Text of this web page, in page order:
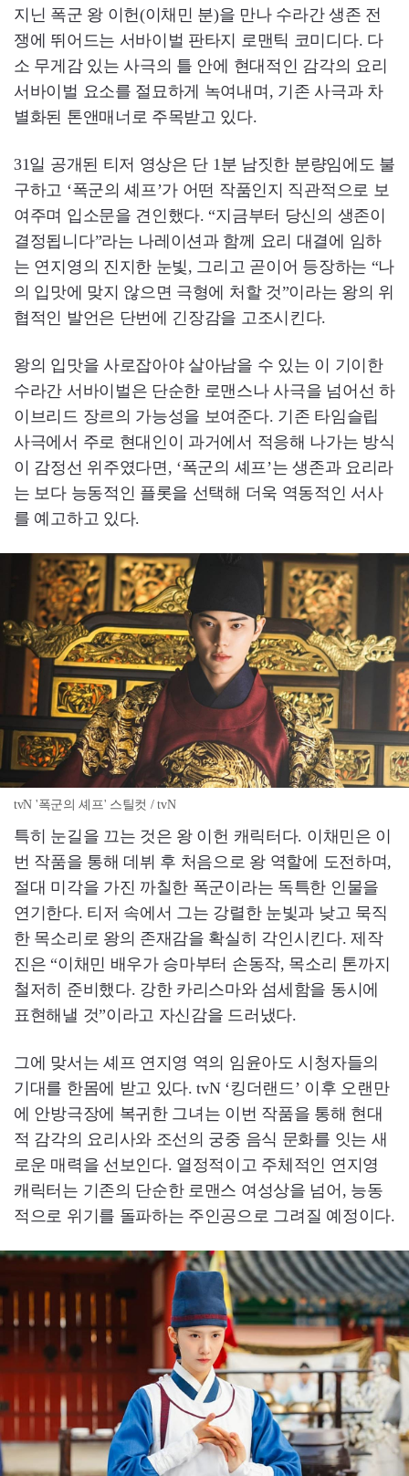
지닌 폭군 왕 이헌(이채민 분)을 만나 수라간 생존 전
쟁에 뛰어드는 서바이벌 판타지 로맨틱 코미디다. 다
소 무게감 있는 사극의 틀 안에 현대적인 감각의 요리
서바이벌 요소를 절묘하게 녹여내며, 기존 사극과 차
별화된 톤앤매너로 주목받고 있다.
31일 공개된 티저 영상은 단 1분 남짓한 분량임에도 불
구하고 ‘폭군의 셰프’가 어떤 작품인지 직관적으로 보
여주며 입소문을 견인했다. “지금부터 당신의 생존이
결정됩니다”라는 나레이션과 함께 요리 대결에 임하
는 연지영의 진지한 눈빛, 그리고 곧이어 등장하는 “나
의 입맛에 맞지 않으면 극형에 처할 것”이라는 왕의 위
협적인 발언은 단번에 긴장감을 고조시킨다.
왕의 입맛을 사로잡아야 살아남을 수 있는 이 기이한
수라간 서바이벌은 단순한 로맨스나 사극을 넘어선 하
이브리드 장르의 가능성을 보여준다. 기존 타임슬립
사극에서 주로 현대인이 과거에서 적응해 나가는 방식
이 감정선 위주였다면, ‘폭군의 셰프’는 생존과 요리라
는 보다 능동적인 플롯을 선택해 더욱 역동적인 서사
를 예고하고 있다.
tvN '폭군의 셰프' 스틸컷 / tvN
특히 눈길을 끄는 것은 왕 이헌 캐릭터다. 이채민은 이
번 작품을 통해 데뷔 후 처음으로 왕 역할에 도전하며,
절대 미각을 가진 까칠한 폭군이라는 독특한 인물을
연기한다. 티저 속에서 그는 강렬한 눈빛과 낮고 묵직
한 목소리로 왕의 존재감을 확실히 각인시킨다. 제작
진은 “이채민 배우가 승마부터 손동작, 목소리 톤까지
철저히 준비했다. 강한 카리스마와 섬세함을 동시에
표현해낼 것”이라고 자신감을 드러냈다.
그에 맞서는 셰프 연지영 역의 임윤아도 시청자들의
기대를 한몸에 받고 있다. tvN ‘킹더랜드’ 이후 오랜만
에 안방극장에 복귀한 그녀는 이번 작품을 통해 현대
적 감각의 요리사와 조선의 궁중 음식 문화를 잇는 새
로운 매력을 선보인다. 열정적이고 주체적인 연지영
캐릭터는 기존의 단순한 로맨스 여성상을 넘어, 능동
적으로 위기를 돌파하는 주인공으로 그려질 예정이다.